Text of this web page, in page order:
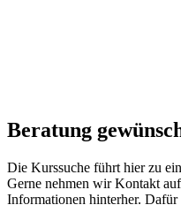
Beratung
Die Kurssuche führt hier zu
Gerne nehmen wir Kontakt
Informationen hinterher.